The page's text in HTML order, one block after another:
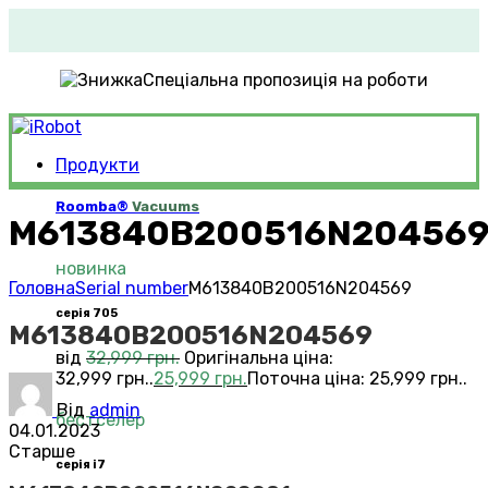
Спеціальна пропозиція на роботи
Продукти
Roomba® Vacuums
новинка
серія 705
від 32,999грн. Оригінальна ціна:
32,999 грн..25,999 грн.Поточна ціна: 25,999 грн..
бестселер
серія i7
ГоловнаSerial numberM613840B200516N204569
M613840B200516N204569
Від admin
04.01.2023
Старше